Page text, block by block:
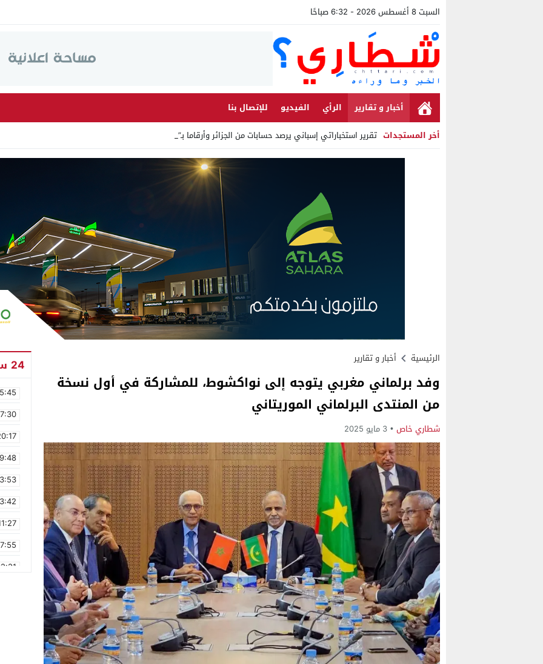
السبت 8 أغسطس 2026 - 6:32 صباحًا
أخبار و تقارير الرأي الفيديو
للإتصال بنا
أخر المستجدات تقرير استخباراتي إسباني يرصد حسابات من الجزائر وأرقاما بـ”213+” ضمن حملة_
Stop
الرئيسية أخبار و تقارير
وفد برلماني مغربي يتوجه إلى نواكشوط، للمشاركة في أول نسخة
من المنتدى البرلماني الموريتاني
شطاري خاص 3 مايو 2025
24 ساعة